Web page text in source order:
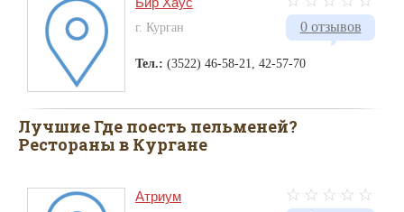
0 отзывов
г. Курган
Тел.: (3522) 46-58-21, 42-57-70
Лучшие Где поесть пельменей?
Рестораны в Кургане
Атриум